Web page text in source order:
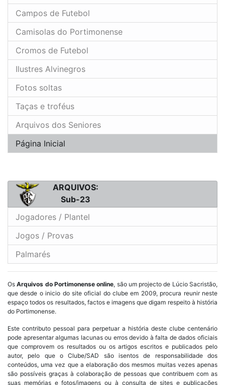
Campos de Futebol
Camisolas do Portimonense
Cromos de Futebol
Ilustres Alvinegros
Fotos soltas
Taças e troféus
Arquivos dos Seniores
Página Inicial
ARQUIVOS:
Sub-23
Jogadores / Plantel
Jogos / Provas
Palmarés
OsArquivos do Portimonense online, são um projecto de Lúcio Sacristão,
que desde o inicio do site oficial do clube em 2009, procura reunir neste
espaço todos os resultados, factos e imagens que digam respeito à história
do Portimonense.
Este contributo pessoal para perpetuar a história deste clube centenário
pode apresentar algumas lacunas ou erros devido à falta de dados oficiais
que comprovem os resultados ou os artigos escritos e publicados pelo
autor, pelo que o Clube/SAD são isentos de responsabilidade dos
conteúdos, uma vez que a elaboração dos mesmos muitas vezes apenas
são possíveis graças à colaboração de pessoas que contribuem com as
suas memórias e fotos/imagens ou à consulta de sites e publicações